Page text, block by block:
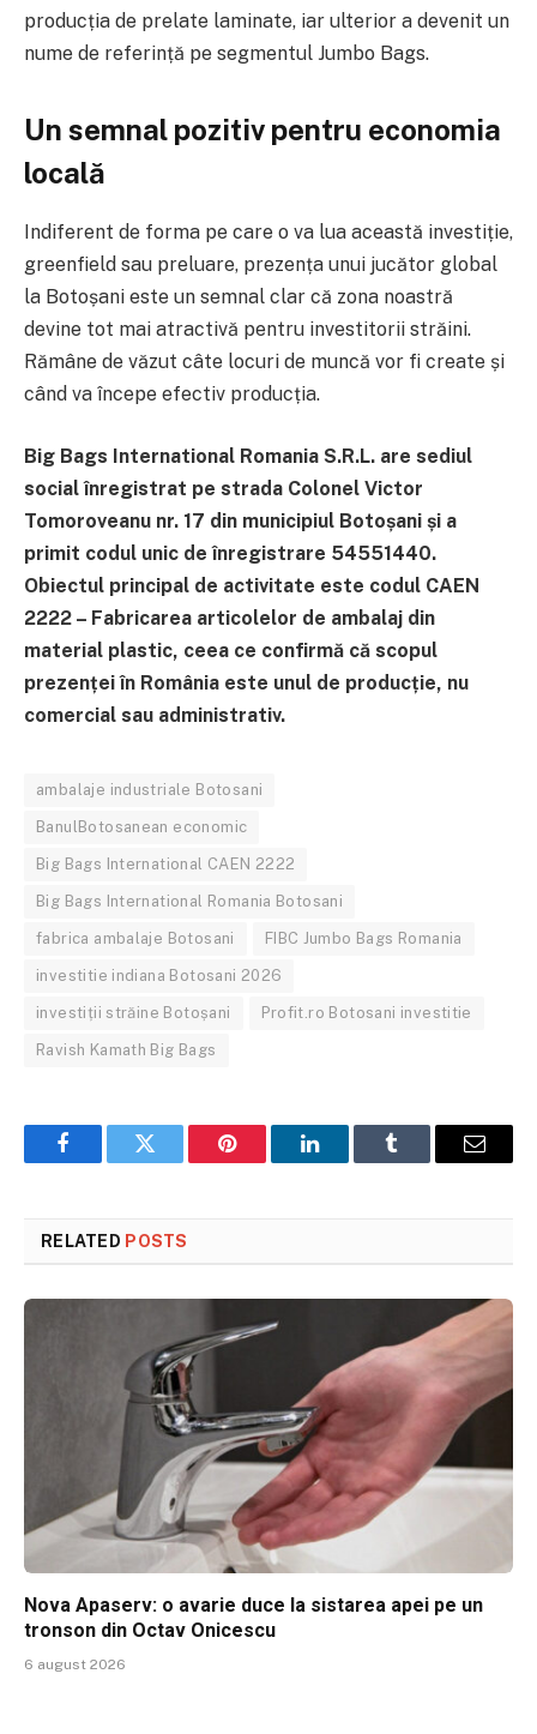
producția de prelate laminate, iar ulterior a devenit un
nume de referință pe segmentul Jumbo Bags.
Un semnal pozitiv pentru economia
locală
Indiferent de forma pe care o va lua această investiție,
greenfield sau preluare, prezența unui jucător global
la Botoșani este un semnal clar că zona noastră
devine tot mai atractivă pentru investitorii străini.
Rămâne de văzut câte locuri de muncă vor fi create și
când va începe efectiv producția.
Big Bags International Romania S.R.L. are sediul
social înregistrat pe strada Colonel Victor
Tomoroveanu nr. 17 din municipiul Botoșani și a
primit codul unic de înregistrare 54551440.
Obiectul principal de activitate este codul CAEN
2222 – Fabricarea articolelor de ambalaj din
material plastic, ceea ce confirmă că scopul
prezenței în România este unul de producție, nu
comercial sau administrativ.
ambalaje industriale Botosani
BanulBotosanean economic
Big Bags International CAEN 2222
Big Bags International Romania Botosani
fabrica ambalaje Botosani FIBC Jumbo Bags Romania
investitie indiana Botosani 2026
investiții străine Botoșani Profit.ro Botosani investitie
Ravish Kamath Big Bags
FacebookTwitter Pinterest LinkedInTumblr Email
RELATED POSTS
Nova Apaserv: o avarie duce la sistarea apei pe un
tronson din Octav Onicescu
6 august 2026